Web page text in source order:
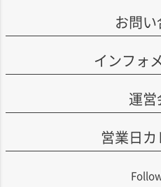
お問
インフォ
運
営業日